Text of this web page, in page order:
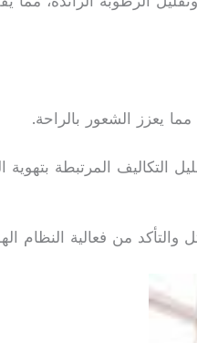
التكاليف المرتبطة بتهوية
من فعالية النظام